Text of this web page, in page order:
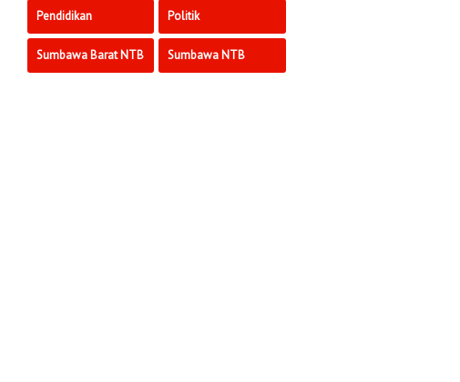
Pendidikan Politik
Sumbawa Barat NTB Sumbawa NTB